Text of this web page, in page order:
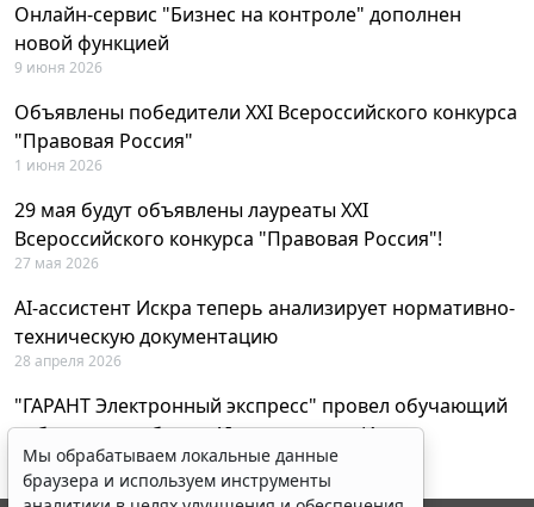
Онлайн-сервис "Бизнес на контроле" дополнен
новой функцией
9 июня 2026
Объявлены победители XXI Всероссийского конкурса
"Правовая Россия"
1 июня 2026
29 мая будут объявлены лауреаты XXI
Всероссийского конкурса "Правовая Россия"!
27 мая 2026
AI-ассистент Искра теперь анализирует нормативно-
техническую документацию
28 апреля 2026
"ГАРАНТ Электронный экспресс" провел обучающий
вебинар по работе с AI-ассистентом Искра
23 апреля 2026
Мы обрабатываем локальные данные
браузера и используем инструменты